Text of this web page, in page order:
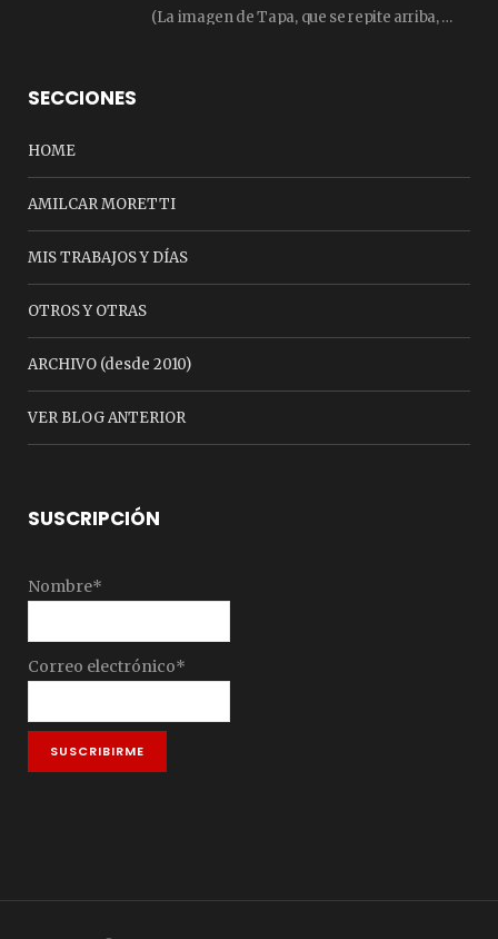
(La imagen de Tapa, que se repite arriba, fue compuesta por Amilcar Moretti el viernes…
SECCIONES
HOME
AMILCAR MORETTI
MIS TRABAJOS Y DÍAS
OTROS Y OTRAS
ARCHIVO (desde 2010)
VER BLOG ANTERIOR
SUSCRIPCIÓN
Nombre*
Correo electrónico*